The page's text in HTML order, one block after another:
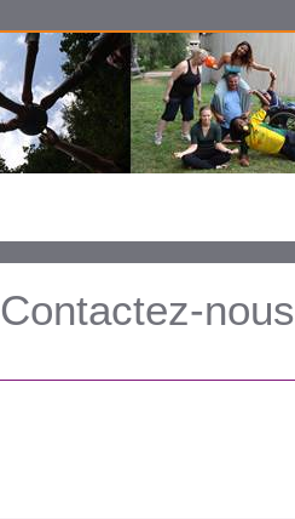
Contactez-nous